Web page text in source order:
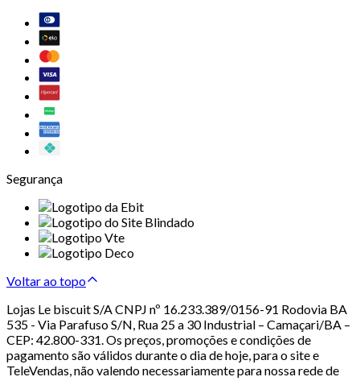
Segurança
Voltar ao topo
Lojas Le biscuit S/A CNPJ nº 16.233.389/0156-91 Rodovia BA
535 - Via Parafuso S/N, Rua 25 a 30 Industrial – Camaçari/BA –
CEP: 42.800-331. Os preços, promoções e condições de
pagamento são válidos durante o dia de hoje, para o site e
TeleVendas, não valendo necessariamente para nossa rede de